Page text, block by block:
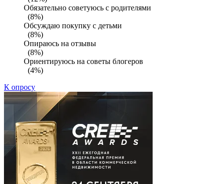
Обязательно советуюсь с родителями
(8%)
Обсуждаю покупку с детьми
(8%)
Опираюсь на отзывы
(8%)
Ориентируюсь на советы блогеров
(4%)
К опросу